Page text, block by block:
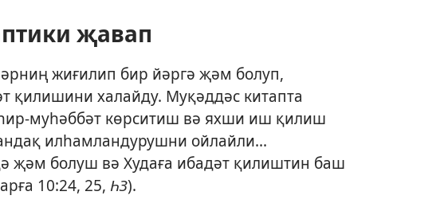
җавап
жиғилип бир йәргә җәм болуп,
қилишини халайду. Муқәддәс китапта
муһәббәт көрситиш вә яхши иш қилиш
илһамландурушни ойлайли...
җәм болуш вә Худаға ибадәт қилиштин баш
10:24, 25, ҺЗ).